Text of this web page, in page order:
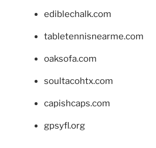
ediblechalk.com
tabletennisnearme.com
oaksofa.com
soultacohtx.com
capishcaps.com
gpsyfl.org